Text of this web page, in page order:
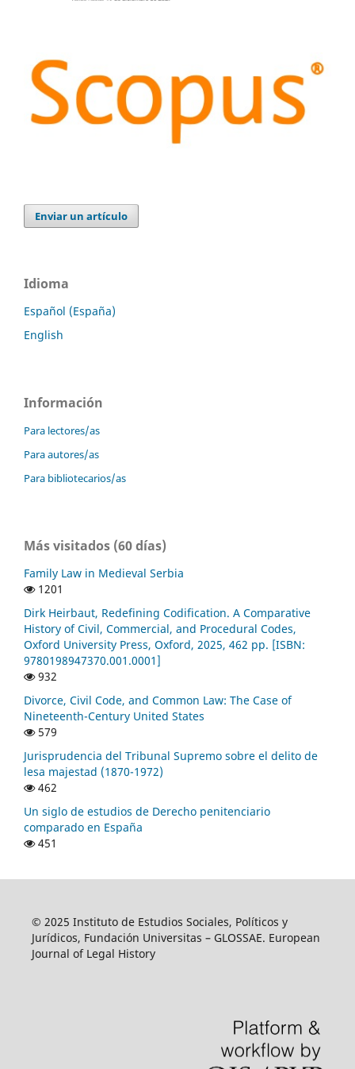
Enviar un artículo
Idioma
Español (España)
English
Información
Para lectores/as
Para autores/as
Para bibliotecarios/as
Más visitados (60 días)
Family Law in Medieval Serbia
1201
Dirk Heirbaut, Redefining Codification. A Comparative
History of Civil, Commercial, and Procedural Codes,
Oxford University Press, Oxford, 2025, 462 pp. [ISBN:
9780198947370.001.0001]
932
Divorce, Civil Code, and Common Law: The Case of
Nineteenth-Century United States
579
Jurisprudencia del Tribunal Supremo sobre el delito de
lesa majestad (1870-1972)
462
Un siglo de estudios de Derecho penitenciario
comparado en España
451
© 2025 Instituto de Estudios Sociales, Políticos y
Jurídicos, Fundación Universitas – GLOSSAE. European
Journal of Legal History